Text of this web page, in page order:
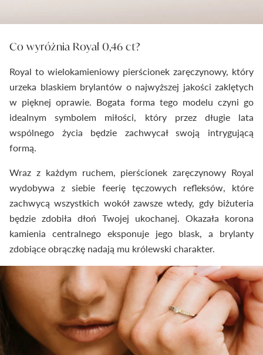
Co wyróżnia Royal 0,46 ct?
Royal to wielokamieniowy pierścionek zaręczynowy, który
urzeka blaskiem brylantów o najwyższej jakości zaklętych
w pięknej oprawie. Bogata forma tego modelu czyni go
idealnym symbolem miłości, który przez długie lata
wspólnego życia będzie zachwycał swoją intrygującą
formą.
Wraz z każdym ruchem, pierścionek zaręczynowy Royal
wydobywa z siebie feerię tęczowych refleksów, które
zachwycą wszystkich wokół zawsze wtedy, gdy biżuteria
będzie zdobiła dłoń Twojej ukochanej. Okazała korona
kamienia centralnego eksponuje jego blask, a brylanty
zdobiące obrączkę nadają mu królewski charakter.